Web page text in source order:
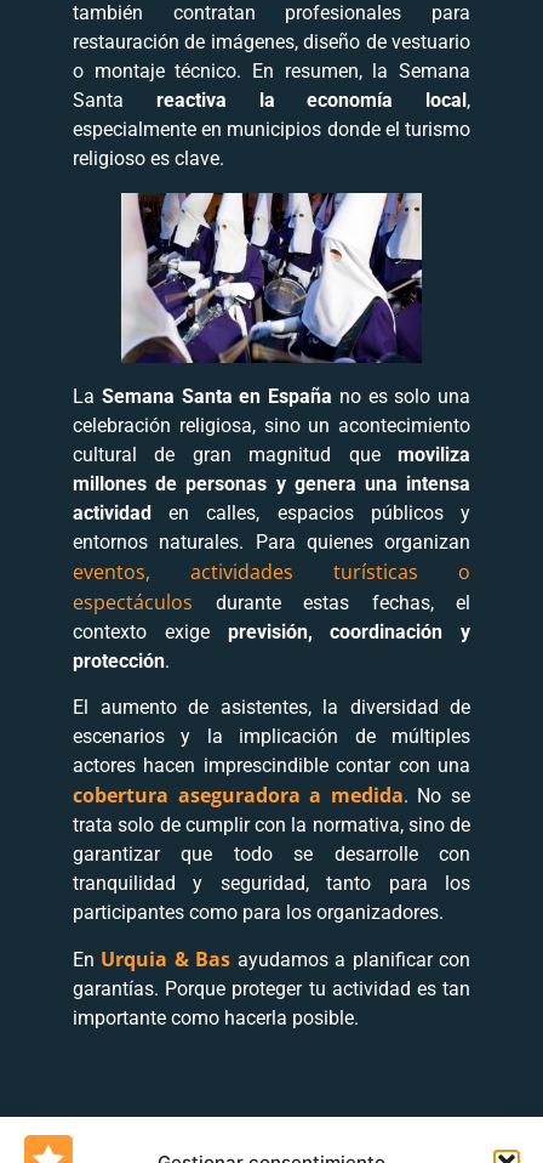
también contratan profesionales para
restauración de imágenes, diseño de vestuario
o montaje técnico. En resumen, la Semana
Santa reactiva la economía local,
especialmente en municipios donde el turismo
religioso es clave.
La Semana Santa en España no es solo una
celebración religiosa, sino un acontecimiento
cultural de gran magnitud que moviliza
millones de personas y genera una intensa
actividaden calles, espacios públicos y
entornos naturales. Para quienes organizan
eventos, actividades turísticas o
espectáculos durante estas fechas, el
contexto exige previsión, coordinación y
protección.
El aumento de asistentes, la diversidad de
escenarios y la implicación de múltiples
actores hacen imprescindible contar con una
cobertura aseguradora a medida. No se
trata solo de cumplir con la normativa, sino de
garantizar que todo se desarrolle con
tranquilidad y seguridad, tanto para los
participantes como para los organizadores.
En Urquia & Bas ayudamos a planificar con
garantías. Porque proteger tu actividad es tan
importante como hacerla posible.